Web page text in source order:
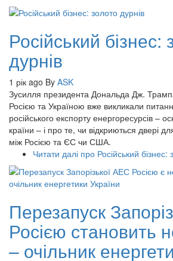
Російський бізнес:
дурнів
1 рік ago By ASK
Зусилля президента Дональда Дж.
Росією та Україною вже викликали
російського експорту енергоресурсів –
країни – і про те, чи відкриються двері
між Росією та ЄС чи США.
Читати далі про Російський бізнес:
Перезапуск
Росією становить
– очільник